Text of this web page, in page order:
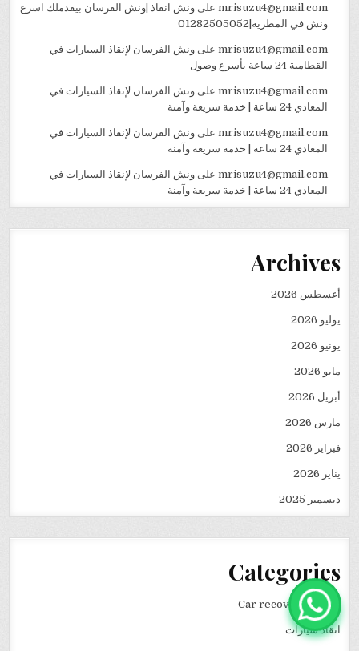
mrisuzu4@gmail.comعلى ونش انقاذ |ونش الفرسان بيقدملك اسرع
ونش في المطرية|01282505052
mrisuzu4@gmail.comعلى ونش الفرسان لإنقاذ السيارات في
القطامية 24 ساعة بأسرع وصول
mrisuzu4@gmail.comعلى ونش الفرسان لإنقاذ السيارات في
المعادي 24 ساعة | خدمة سريعة وآمنة
mrisuzu4@gmail.comعلى ونش الفرسان لإنقاذ السيارات في
المعادي 24 ساعة | خدمة سريعة وآمنة
mrisuzu4@gmail.comعلى ونش الفرسان لإنقاذ السيارات في
المعادي 24 ساعة | خدمة سريعة وآمنة
Archives
أغسطس 2026
يوليو 2026
يونيو 2026
مايو 2026
أبريل 2026
مارس 2026
فبراير 2026
يناير 2026
ديسمبر 2025
Categories
Car recovery winch
انقاذ سيارات